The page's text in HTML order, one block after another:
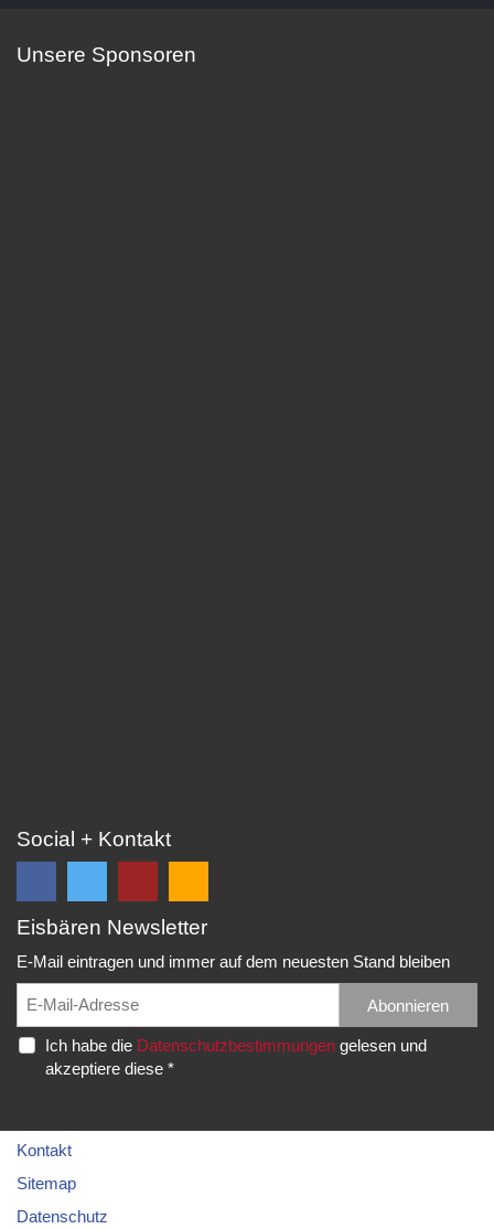
Unsere Sponsoren
Social + Kontakt
Folge
auf
Facebook
und
erhalte
die
Folge
auf
Twitter
und
erhalte
die
EC
Eppelheim
Rudolf-
Diesel-
Str.
Eppelheim
Falls
unsere
Spielberichte,
etc.
Eisbären Newsletter
E-Mail eintragen und immer auf dem neuesten Stand bleiben
Abonnieren
Ich habe die Datenschutzbestimmungengelesen und
akzeptiere diese *
Kontakt
Sitemap
Datenschutz